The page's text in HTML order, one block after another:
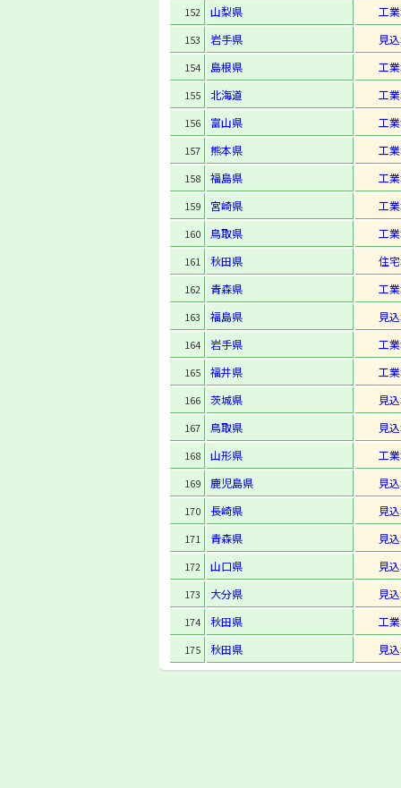
152 山梨県 工
153 岩手県 見
154 島根県 工
155 北海道 工
156 富山県 工
157 熊本県 工
158 福島県 工
159 宮崎県 工
160 鳥取県 工
161 秋田県 住
162 青森県 工
163 福島県 見
164 岩手県 工
165 福井県 工
166 茨城県 見
167 鳥取県 見
168 山形県 工
169 鹿児島県 見
170 長崎県 見
171 青森県 見
172 山口県 見
173 大分県 見
174 秋田県 工
175 秋田県 見